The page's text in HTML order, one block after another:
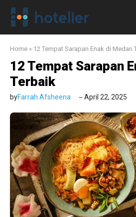
Langsung
Home » 12 Tempat Sarapan Enak di Medan
12 Tempat Sarapan
Terbaik
byFarrah Afsheena April 22, 2025